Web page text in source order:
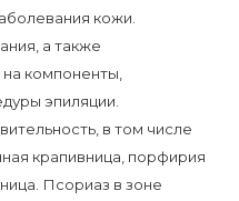
кожи.
а также
компоненты,
эпиляции.
в том числе
крапивница, порфирия
Псориаз в зоне